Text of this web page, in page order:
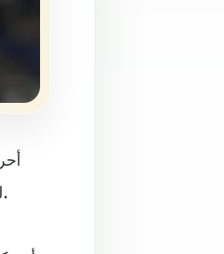
لكرة القدم، مساء السبت، والحفاظ على سجلها الخالي من الهزيمة مع المدرب هانز فليك.